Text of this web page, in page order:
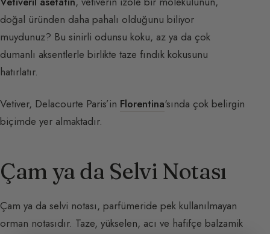
doğal üründen daha pahalı olduğunu biliyor
muydunuz? Bu sinirli odunsu koku, az ya da çok
dumanlı aksentlerle birlikte taze fındık kokusunu
hatırlatır.
Vetiver, Delacourte Paris’in Florentina‘sında çok belirgin
biçimde yer almaktadır.
Çam ya da Selvi Notası
Çam ya da selvi notası, parfümeride pek kullanılmayan
orman notasıdır. Taze, yükselen, acı ve hafifçe balzamik